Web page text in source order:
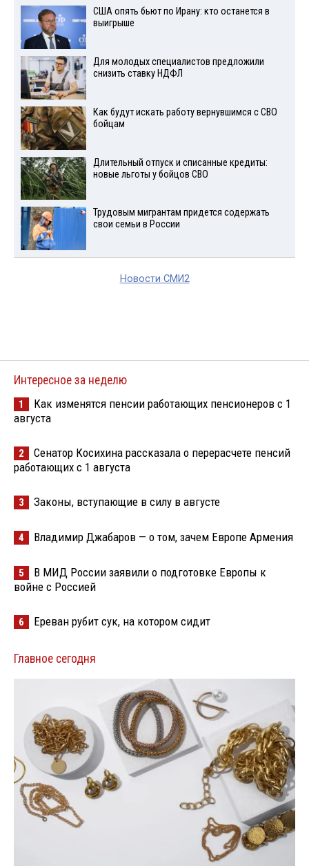
США опять бьют по Ирану: кто останется в
выигрыше
Для молодых специалистов предложили
снизить ставку НДФЛ
Как будут искать работу вернувшимся с СВО
бойцам
Длительный отпуск и списанные кредиты:
новые льготы у бойцов СВО
Трудовым мигрантам придется содержать
свои семьи в России
Новости СМИ2
Интересное за неделю
1
Как изменятся пенсии работающих пенсионеров с 1
августа
2
Сенатор Косихина рассказала о перерасчете пенсий
работающих с 1 августа
3 Законы, вступающие в силу в августе
4 Владимир Джабаров — о том, зачем Европе Армения
5
В МИД России заявили о подготовке Европы к
войне с Россией
6 Ереван рубит сук, на котором сидит
Главное сегодня